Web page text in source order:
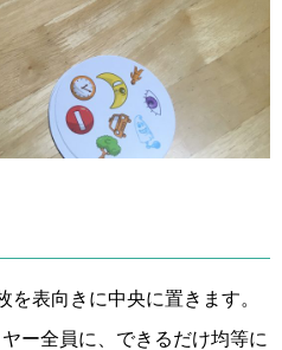
を表向きに中央に置きます。
ー全員に、できるだけ均等に